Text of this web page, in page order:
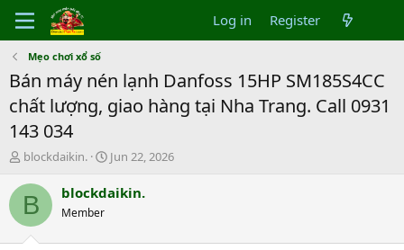
Log in Register
Mẹo chơi xổ số
Bán máy nén lạnh Danfoss 15HP SM185S4CC
chất lượng, giao hàng tại Nha Trang. Call 0931
143 034
T
r
e
d
blockdaikin.
S
a
Jun 22, 2026
B blockdaikin.
Member